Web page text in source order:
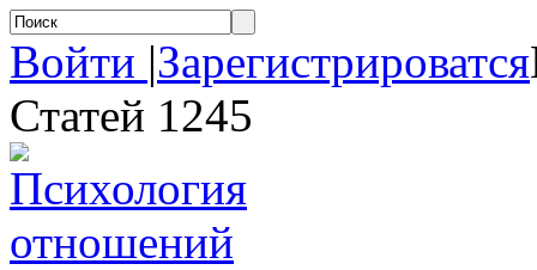
Войти |Зарегистрироватся
Статей 1245